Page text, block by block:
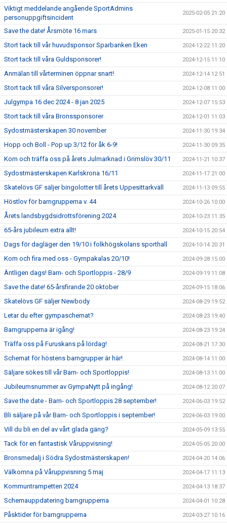
Viktigt meddelande angående SportAdmins
personuppgiftsincident
2025-02-05 21:20
Save the date! Årsmöte 16 mars 2025-01-15 20:32
Stort tack till vår huvudsponsor Sparbanken Eken 2024-12-22 11:20
Stort tack till våra Guldsponsorer! 2024-12-15 11:10
Anmälan till vårterminen öppnar snart! 2024-12-14 12:51
Stort tack till våra Silversponsorer! 2024-12-08 11:00
Julgympa 16 dec 2024 - 8 jan 2025 2024-12-07 15:53
Stort tack till våra Bronssponsorer 2024-12-01 11:03
Sydostmästerskapen 30 november 2024-11-30 19:34
Hopp och Boll - Pop up 3/12 för åk 6-9! 2024-11-30 09:35
Kom och träffa oss på årets Julmarknad i Grimslöv 30/11 2024-11-21 10:37
Sydostmästerskapen Karlskrona 16/11 2024-11-17 21:00
Skatelövs GF säljer bingolotter till årets Uppesittarkväll 2024-11-13 09:55
Höstlov för barngrupperna v. 44 2024-10-26 10:00
Årets landsbygdsidrottsförening 2024 2024-10-23 11:35
65-års jubileum extra allt! 2024-10-15 20:54
Dags för dagläger den 19/10 i folkhögskolans sporthall 2024-10-14 20:31
Kom och fira med oss - Gympakalas 20/10! 2024-09-28 15:00
Äntligen dags! Barn- och Sportloppis - 28/9 2024-09-19 11:08
Save the date! 65-årsfirande 20 oktober 2024-09-15 18:06
Skatelövs GF säljer Newbody 2024-08-29 19:52
Letar du efter gympaschemat? 2024-08-23 19:40
Barngrupperna är igång! 2024-08-23 19:24
Träffa oss på Furuskans på lördag! 2024-08-21 17:30
Schemat för höstens barngrupper är här! 2024-08-14 11:00
Säljare sökes till vår Barn- och Sportloppis! 2024-08-13 11:00
Jubileumsnummer av GympaNytt på ingång! 2024-08-12 20:07
Save the date - Barn- och Sportloppis 28 september! 2024-06-03 19:52
Bli säljare på vår Barn- och Sportloppis i september! 2024-06-03 19:00
Vill du bli en del av vårt glada gäng? 2024-05-09 13:55
Tack för en fantastisk Våruppvisning! 2024-05-05 20:00
Bronsmedalj i Södra Sydostmästerskapen! 2024-04-20 14:06
Välkomna på Våruppvisning 5 maj 2024-04-17 11:13
Kommuntrampetten 2024 2024-04-13 18:37
Schemauppdatering barngrupperna 2024-04-01 10:28
Påsktider för barngrupperna 2024-03-27 10:16